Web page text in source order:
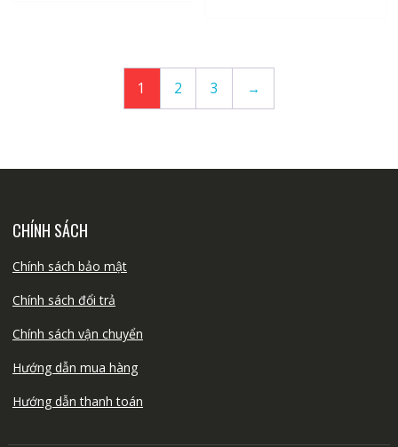
1 2 3 →
CHÍNH SÁCH
Chính sách bảo mật
Chính sách đổi trả
Chính sách vận chuyển
Hướng dẫn mua hàng
Hướng dẫn thanh toán